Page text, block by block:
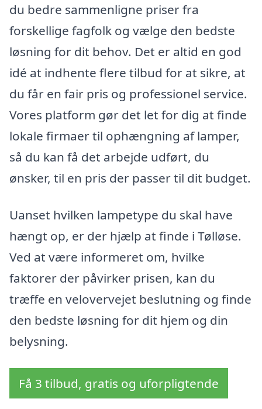
du bedre sammenligne priser fra
forskellige fagfolk og vælge den bedste
løsning for dit behov. Det er altid en god
idé at indhente flere tilbud for at sikre, at
du får en fair pris og professionel service.
Vores platform gør det let for dig at finde
lokale firmaer til ophængning af lamper,
så du kan få det arbejde udført, du
ønsker, til en pris der passer til dit budget.
Uanset hvilken lampetype du skal have
hængt op, er der hjælp at finde i Tølløse.
Ved at være informeret om, hvilke
faktorer der påvirker prisen, kan du
træffe en velovervejet beslutning og finde
den bedste løsning for dit hjem og din
belysning.
Få 3 tilbud, gratis og uforpligtende